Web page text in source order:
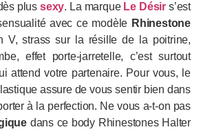
plussexy. La marque Le Désir s’est
avec ce modèle Rhinestone
V, strass sur la résille de la poitrine,
effet porte-jarretelle, c’est surtout
attend votre partenaire. Pour vous, le
assure de vous sentir bien dans
à la perfection. Ne vous a-t-on pas
dans ce body Rhinestones Halter